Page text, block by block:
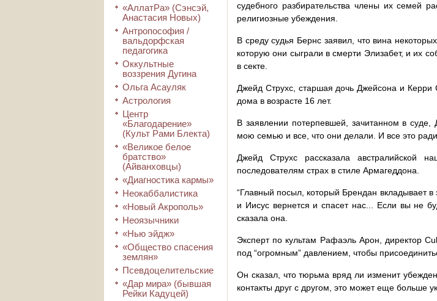
«АллатРа» (Сэнсэй,
Анастасия Новых)
Антропософия /
вальдорфская
педагогика
Оккультные
воззрения Дугина
Ольга Асауляк
Астрология
Центр
«Благодарение»
(Культ Рами Блекта)
«Великое белое
братство»
(Айванховцы)
«Диагностика кармы»
Неокаббалистика
«Новый Акрополь»
Неоязычники
«Нью эйдж»
«Общество спасения
землян»
Псевдоцелительские
«Дар мира» (бывшая
Рейки Кадуцей)
судебного разбирательства члены их семей
религиозные убеждения.
В среду судья Бернс заявил, что вина
которую они сыграли в смерти Элизабет, и их
в секте.
Джейд Струхс, старшая дочь Джейсона и Керри
дома в возрасте 16 лет.
В заявлении потерпевшей, зачитанном в суде,
мою семью и все, что они делали. И все это
Джейд Струхс рассказала австралийской
последователям страх в стиле Армагеддона.
“Главный посыл, который Брендан вкладывает в
и Иисус вернется и спасет нас... Если вы не
сказала она.
Эксперт по культам Рафаэль Арон, директор
под “огромным” давлением, чтобы
Он сказал, что тюрьма вряд ли изменит
контакты друг с другом, это может еще больше